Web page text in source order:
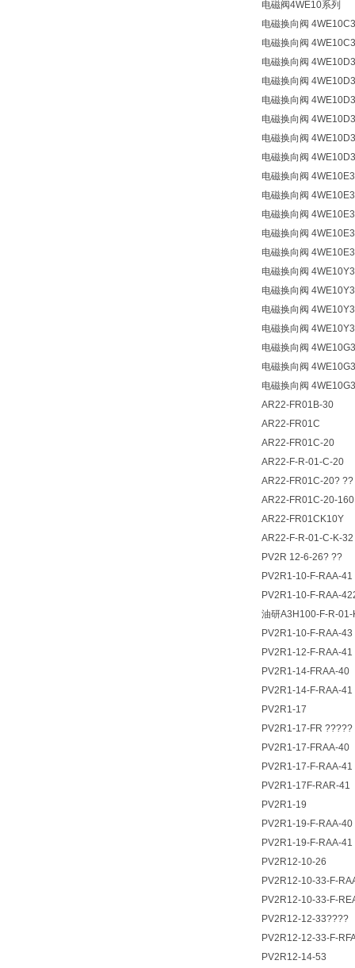
电磁阀4WE10系列
电磁换向阀
电磁换向阀
电磁换向阀
电磁换向阀
电磁换向阀
电磁换向阀
电磁换向阀
电磁换向阀
电磁换向阀
电磁换向阀
电磁换向阀
电磁换向阀
电磁换向阀
电磁换向阀
电磁换向阀
电磁换向阀
电磁换向阀
电磁换向阀
电磁换向阀
电磁换向阀
AR22-FR01B-30
AR22-FR01C
AR22-FR01C-20
AR22-F-R-01-C-20
AR22-FR01C-20? ??
AR22-FR01C-20-
AR22-FR01CK10Y
AR22-F-R-01-C-K-32
PV2R 12-6-26? ??
PV2R1-10-F-RAA-41
PV2R1-10-F-RAA-
油研A3H100-F-R-
PV2R1-10-F-RAA-43
PV2R1-12-F-RAA-41
PV2R1-14-FRAA-40
PV2R1-14-F-RAA-41
PV2R1-17
PV2R1-17-FR ?????
PV2R1-17-FRAA-40
PV2R1-17-F-RAA-41
PV2R1-17F-RAR-41
PV2R1-19
PV2R1-19-F-RAA-40
PV2R1-19-F-RAA-41
PV2R12-10-26
PV2R12-10-33-F-
PV2R12-10-33-F-
PV2R12-12-33????
PV2R12-12-33-F-
PV2R12-14-53